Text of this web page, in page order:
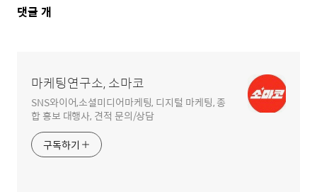
댓
댓글 개
마케팅연구소, 소마코
SNS와이어,소셜미디어마케팅, 디지털 마케팅, 종
합 홍보 대행사, 견적 문의/상담
구독하기